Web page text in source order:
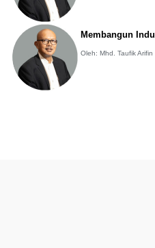
Membangun
Oleh: Mhd. Taufik Arifin